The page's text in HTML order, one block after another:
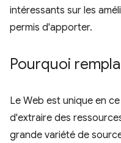
intéressants sur les
permis d'apporter.
Pourquoi
Le Web est unique en
d'extraire des
grande variété de